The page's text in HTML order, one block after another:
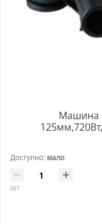
Машина
Доступно:мало
шт